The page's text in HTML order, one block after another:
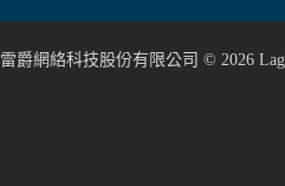
雷爵網絡科技股份有限公司 © 2026